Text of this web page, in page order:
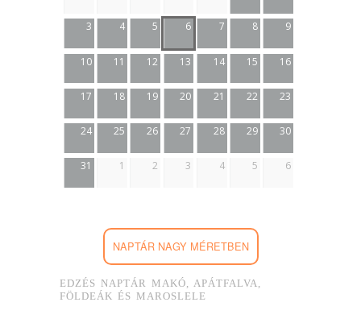
3 4 5 6 7 8 9
10 11 12 13 14 15 16
17 18 19 20 21 22 23
24 25 26 27 28 29 30
31 1 2 3 4 5 6
NAPTÁR NAGY MÉRETBEN
EDZÉS NAPTÁR MAKÓ, APÁTFALVA,
FÖLDEÁK ÉS MAROSLELE